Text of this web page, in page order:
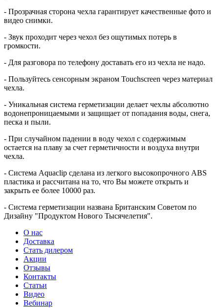
- Прозрачная сторона чехла гарантирует качественные фото и
видео снимки.
- Звук проходит через чехол без ощутимых потерь в
громкости.
- Для разговора по телефону доставать его из чехла не надо.
- Пользуйтесь сенсорным экраном Touchscreen через материал
чехла.
- Уникальная система герметизации делает чехлы абсолютно
водонепроницаемыми и защищает от попадания воды, снега,
песка и пыли.
- При случайном падении в воду чехол с содержимым
остается на плаву за счет герметичности и воздуха внутри
чехла.
- Система Aquaclip сделана из легкого высокопрочного ABS
пластика и рассчитана на то, что Вы можете открыть и
закрыть ее более 10000 раз.
- Система герметизации названа Британским Советом по
Дизайну "Продуктом Нового Тысячелетия".
О нас
Доставка
Стать дилером
Акции
Отзывы
Контакты
Статьи
Видео
Вебинар